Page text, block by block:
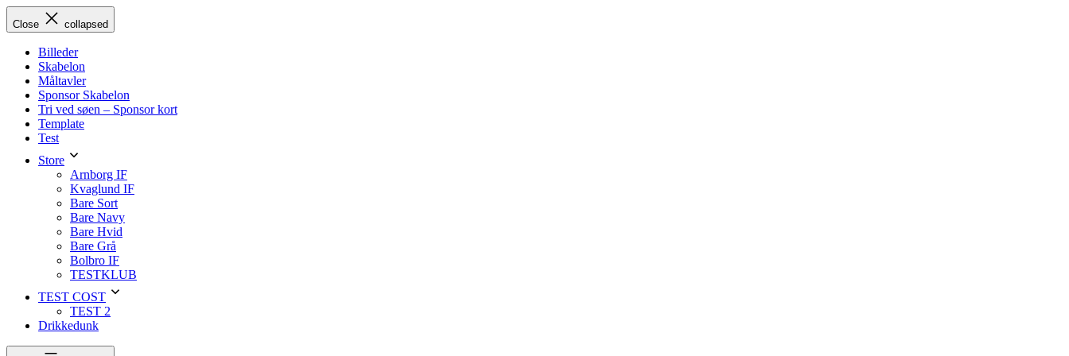
Skip
toClose collapsed
Billeder
Skabelon
Måltavler
Sponsor Skabelon
Tri ved søen – Sponsor kort
Template
Test
Store
Arnborg IF
Kvaglund IF
Bare Sort
Bare Navy
Bare Hvid
Bare Grå
Bolbro IF
TESTKLUB
TEST COST
TEST 2
Drikkedunk